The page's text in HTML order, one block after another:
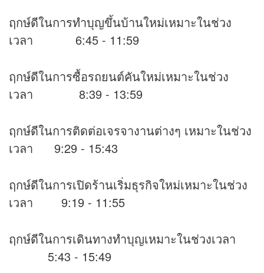
ฤกษ์ดีในการทำบุญขึ้นบ้านใหม่เหมาะในช่วง
เวลา 6:45 - 11:59
ฤกษ์ดีในการซื้อรถยนต์คันใหม่เหมาะในช่วง
เวลา 8:39 - 13:59
ฤกษ์ดีในการติดต่อเจรจางานต่างๆ เหมาะในช่วง
เวลา 9:29 - 15:43
ฤกษ์ดีในการเปิดร้านเริ่มธุรกิจใหม่เหมาะในช่วง
เวลา 9:19 - 11:55
ฤกษ์ดีในการเดินทางทำบุญเหมาะในช่วงเวลา
5:43 - 15:49